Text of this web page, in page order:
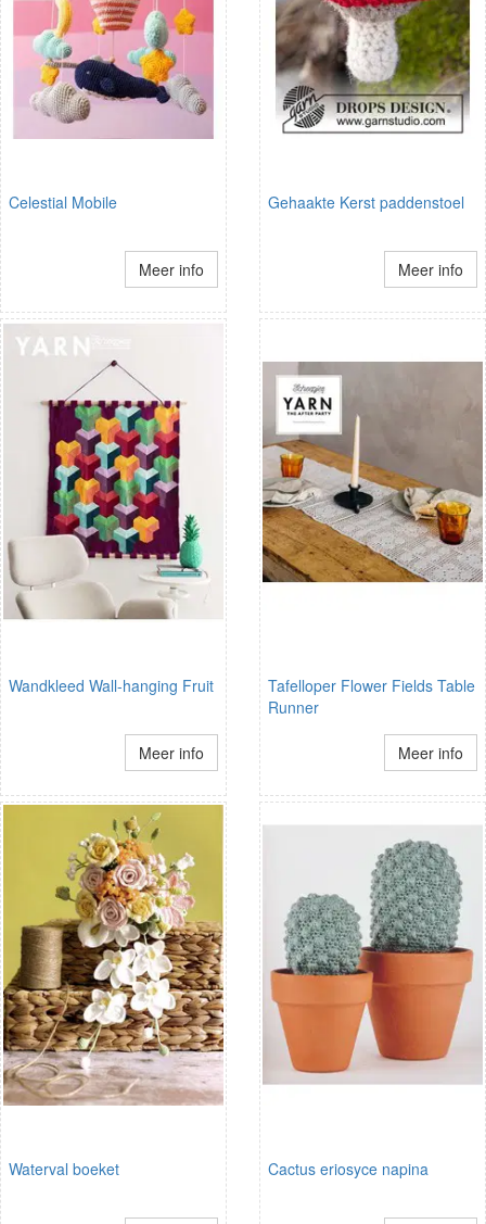
Celestial Mobile
Meer info
Gehaakte Kerst paddenstoel
Meer info
Wandkleed Wall-hanging Fruit
Meer info
Tafelloper Flower Fields Table
Runner
Meer info
Waterval boeket Cactus eriosyce napina